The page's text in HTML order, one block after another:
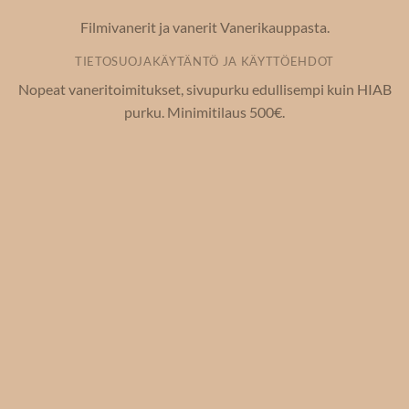
Filmivanerit ja vanerit Vanerikauppasta.
TIETOSUOJAKÄYTÄNTÖ JA KÄYTTÖEHDOT
Nopeat vaneritoimitukset, sivupurku edullisempi kuin HIAB
purku. Minimitilaus 500€.